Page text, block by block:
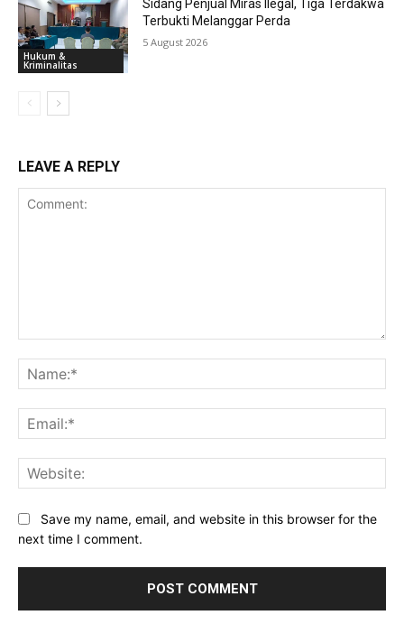
Hukum &
Kriminalitas
Sidang Penjual Miras Ilegal, Tiga Terdakwa
Terbukti Melanggar Perda
5 August 2026
LEAVE A REPLY
Save my name, email, and website in this browser for the
next time I comment.